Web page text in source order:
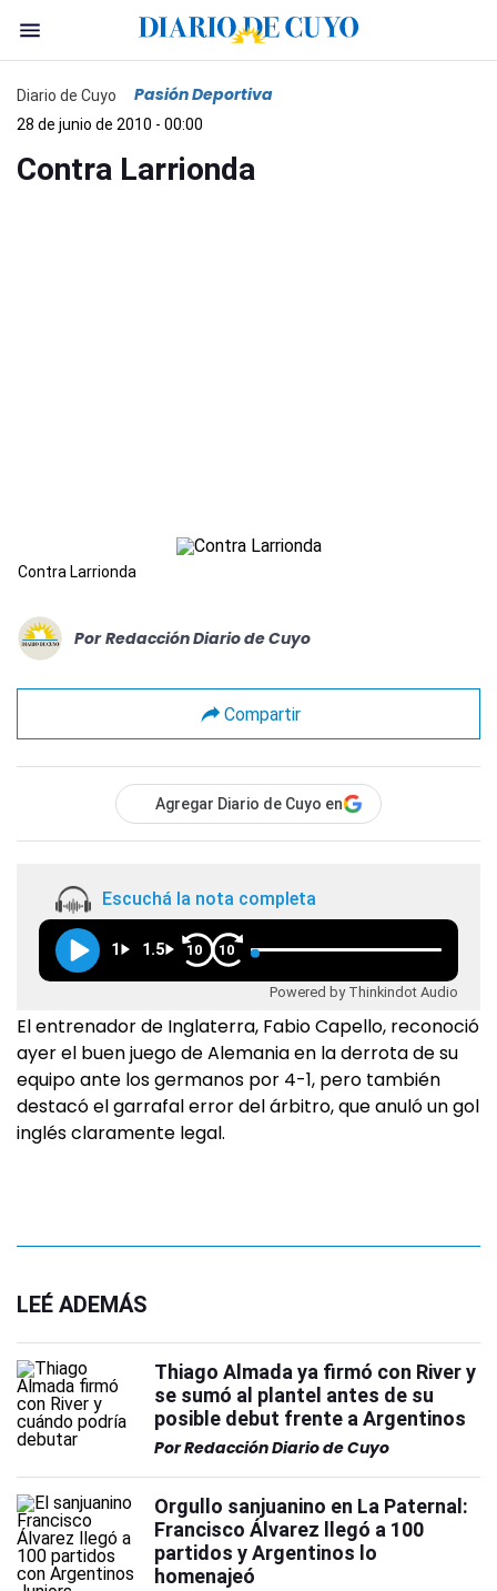
Diario de Cuyo Pasión Deportiva
28 de junio de 2010 - 00:00
Contra Larrionda
Contra Larrionda
Por Redacción Diario de Cuyo
Compartir
Agregar Diario de Cuyo en
Escuchá la nota completa
1 1.5 10 10
Powered by Thinkindot Audio
El entrenador de Inglaterra, Fabio Capello, reconoció
ayer el buen juego de Alemania en la derrota de su
equipo ante los germanos por 4-1, pero también
destacó el garrafal error del árbitro, que anuló un gol
inglés claramente legal.
LEÉ ADEMÁS
Thiago Almada ya firmó con River y
se sumó al plantel antes de su
posible debut frente a Argentinos
PorRedacción Diario de Cuyo
Orgullo sanjuanino en La Paternal:
Francisco Álvarez llegó a 100
partidos y Argentinos lo
homenajeó